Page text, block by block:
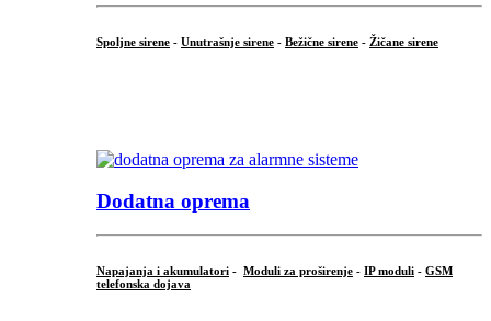
Spoljne sirene - Unutrašnje sirene - Bežične sirene - Žičane sirene
Dodatna oprema
Napajanja i akumulatori - Moduli za proširenje - IP moduli - GSM
telefonska dojava